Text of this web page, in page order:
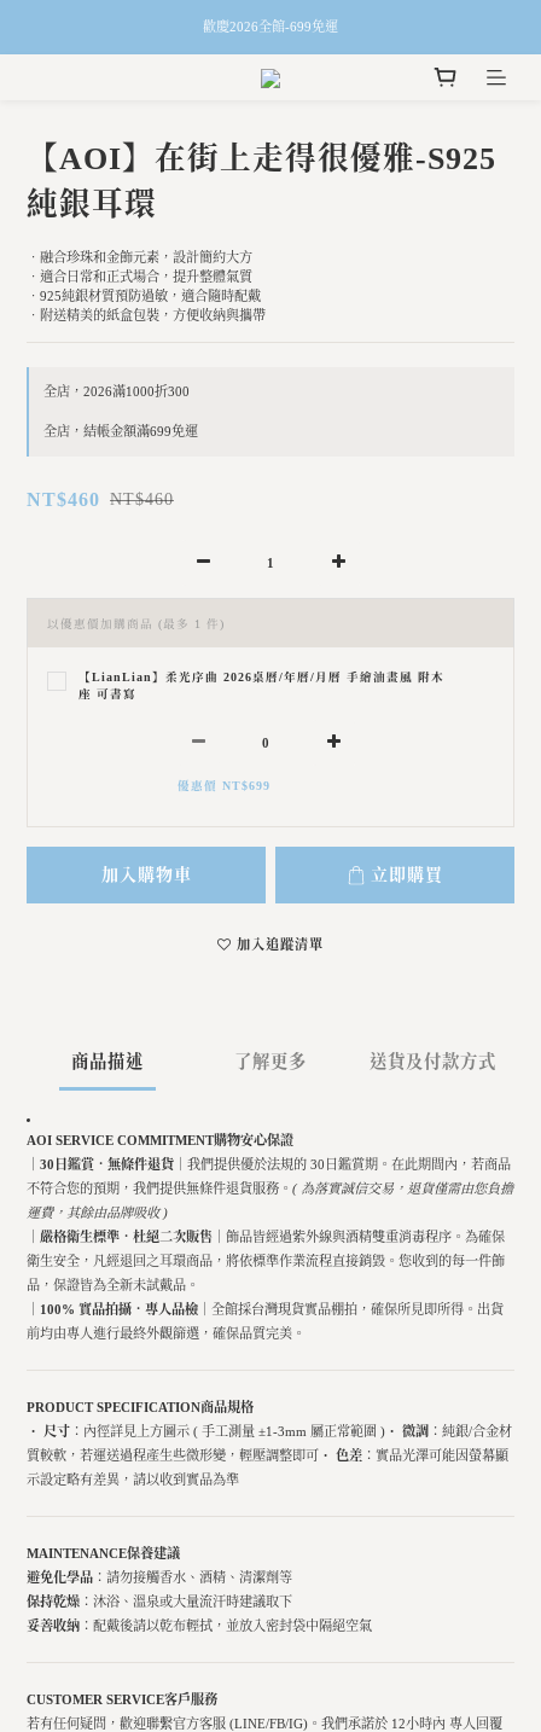
歡慶2026全館-699免運
【AOI】在街上走得很優雅-S925
純銀耳環
‧融合珍珠和金飾元素，設計簡約大方
‧適合日常和正式場合，提升整體氣質
‧925純銀材質預防過敏，適合隨時配戴
‧附送精美的紙盒包裝，方便收納與攜帶
全店，2026滿1000折300
全店，結帳金額滿699免運
NT$460 NT$460
以優惠價加購商品 (最多 1 件)
【LianLian】柔光序曲 2026桌曆/年曆/月曆 手繪油畫風 附木
座 可書寫
優惠價 NT$699
加入購物車 立即購買
加入追蹤清單
商品描述 了解更多 送貨及付款方式
AOI SERVICE COMMITMENT購物安心保證
｜30日鑑賞．無條件退貨｜ 我們提供優於法規的 30日鑑賞期。在此期間內，若商品
不符合您的預期，我們提供無條件退貨服務。 ( 為落實誠信交易，退貨僅需由您負擔
運費，其餘由品牌吸收 )
｜嚴格衛生標準．杜絕二次販售｜ 飾品皆經過紫外線與酒精雙重消毒程序。為確保
衛生安全，凡經退回之耳環商品，將依標準作業流程直接銷毀。您收到的每一件飾
品，保證皆為全新未試戴品。
｜100% 實品拍攝．專人品檢｜ 全館採台灣現貨實品棚拍，確保所見即所得。出貨
前均由專人進行最終外觀篩選，確保品質完美。
PRODUCT SPECIFICATION商品規格
・ 尺寸 ：內徑詳見上方圖示 ( 手工測量 ±1-3mm 屬正常範圍 )・ 微調 ：純銀/合金材
質較軟，若運送過程產生些微形變，輕壓調整即可・ 色差 ：實品光澤可能因螢幕顯
示設定略有差異，請以收到實品為準
MAINTENANCE保養建議
避免化學品 ：請勿接觸香水、酒精、清潔劑等
保持乾燥 ：沐浴、溫泉或大量流汗時建議取下
妥善收納 ：配戴後請以乾布輕拭，並放入密封袋中隔絕空氣
CUSTOMER SERVICE客戶服務
若有任何疑問，歡迎聯繫官方客服 (LINE/FB/IG)。我們承諾於 12小時內 專人回覆